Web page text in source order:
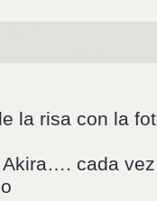
la risa con la
cada